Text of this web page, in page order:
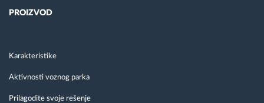
PROIZVOD
Karakteristike
Aktivnosti voznog parka
Prilagodite svoje rešenje